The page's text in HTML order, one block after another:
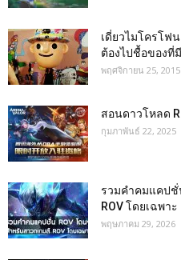
เดี่ยวไมโครโฟ
ต้องไปชื้อของที่
พฤศจิกายน 25, 2015
สอนดาวโหลด
กุมภาพันธ์ 22, 2025
รวมคำคมแคปชั่
ROV โดยเฉพาะ
พฤษภาคม 29, 2026